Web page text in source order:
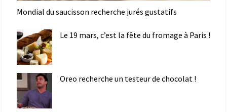
Mondial du saucisson recherche jurés gustatifs
Le 19 mars, c’est la fête du fromage à Paris !
Oreo recherche un testeur de chocolat !